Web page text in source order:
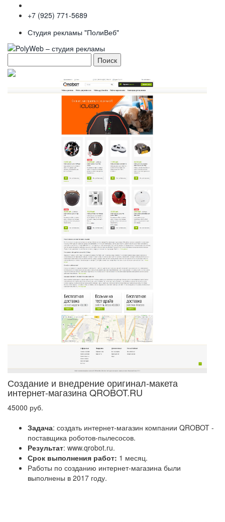
+7 (925) 771-5689
Студия рекламы "ПолиВеб"
Создание и внедрение оригинал-макета
интернет-магазина QROBOT.RU
45000 руб.
Задача: создать интернет-магазин компании QROBOT -
поставщика роботов-пылесосов.
Результат: www.qrobot.ru.
Срок выполнения работ: 1 месяц.
Работы по созданию интернет-магазина были
выполнены в 2017 году.